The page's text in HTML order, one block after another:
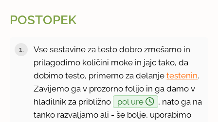
POSTOPEK
Vse sestavine za testo dobro zmešamo in
prilagodimo količini moke in jajc tako, da
dobimo testo, primerno za delanjetestenin.
Zavijemo ga v prozorno folijo in ga damo v
hladilnik za približno
pol ure
, nato ga na
tanko razvaljamo ali - še bolje, uporabimo